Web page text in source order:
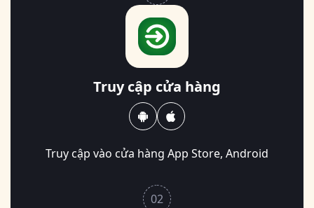
Truy cập cửa hàng
Truy cập vào cửa hàng App Store, Android
02